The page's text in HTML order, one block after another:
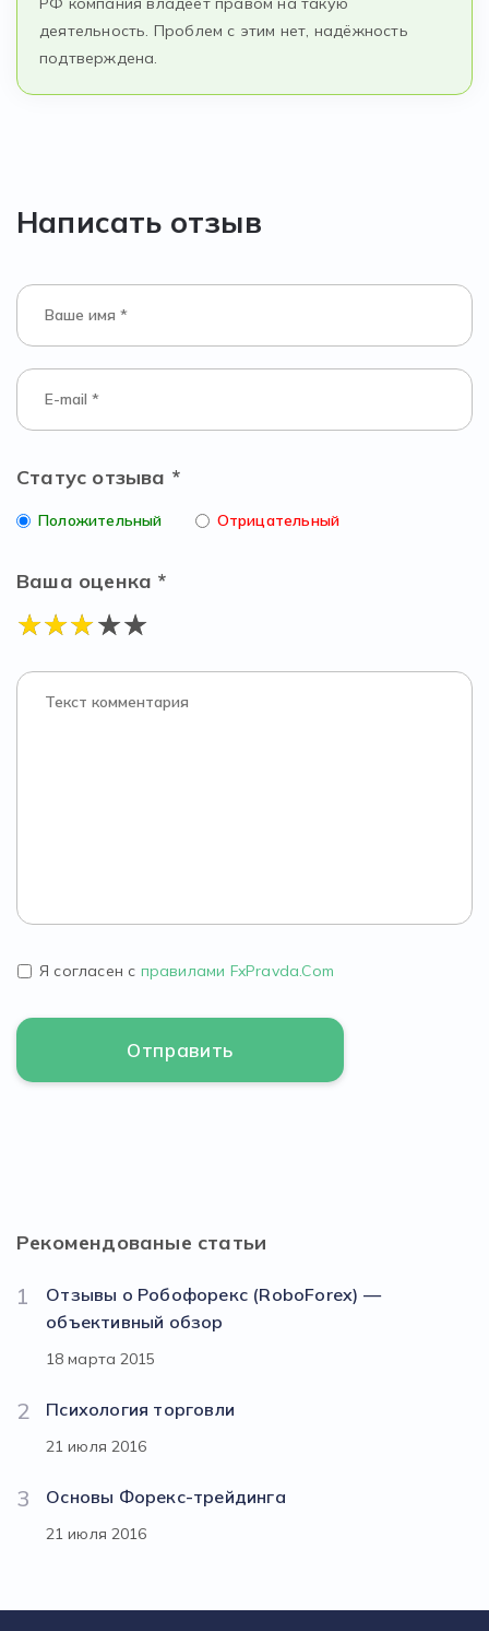
деятельность. Проблем с этим нет, надёжность
подтверждена.
Написать отзыв
Статус отзыва *
Положительный Отрицательный
Ваша оценка *
Я согласен с правилами FxPravda.Com
Рекомендованые статьи
1
Отзывы о Робофорекс (RoboForex) —
объективный обзор
18 марта 2015
2 Психология торговли
21 июля 2016
3 Основы Форекс-трейдинга
21 июля 2016